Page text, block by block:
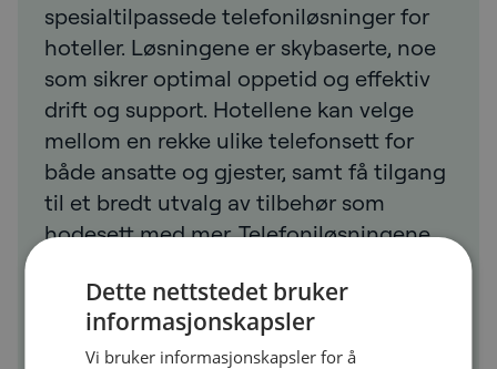
spesialtilpassede telefoniløsninger for
hoteller. Løsningene er skybaserte, noe
som sikrer optimal oppetid og effektiv
drift og support. Hotellene kan velge
mellom en rekke ulike telefonsett for
både ansatte og gjester, samt få tilgang
til et bredt utvalg av tilbehør som
hodesett med mer. Telefoniløsningene
inkluderer service, support, drift og
vedlikehold. Dette sikrer et fast og
forutsigbart kostnadsbilde, og at
Dette nettstedet bruker
informasjonskapsler
Vi bruker informasjonskapsler for å